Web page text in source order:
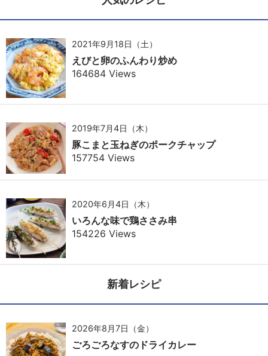
2021年9月18日（土）
えびと卵のふんわり炒め
164684 Views
2019年7月4日（木）
豚こまと玉ねぎのポークチャップ
157754 Views
2020年6月4日（木）
いろんな味で鶏ささみ串
154226 Views
新着レシピ
2026年8月7日（金）
ごろごろなすのドライカレー